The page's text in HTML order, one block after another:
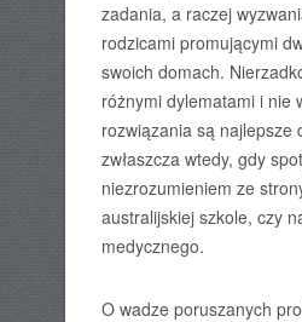
zadania, a raczej
rodzicami promującymi
swoich domach.
różnymi dylematami i nie
rozwiązania są najlepsze
zwłaszcza wtedy, gdy
niezrozumieniem ze
australijskiej szkole, czy
medycznego.
O wadze poruszanych